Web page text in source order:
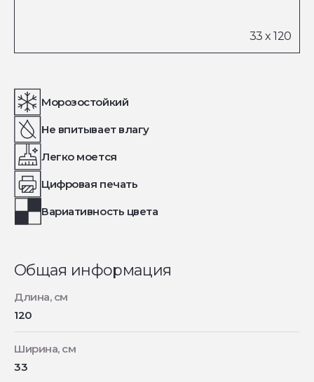
Морозостойкий
Не впитывает влагу
Легко моется
Цифровая печать
Вариативность цвета
Общая информация
Длина, см
120
Ширина, см
33